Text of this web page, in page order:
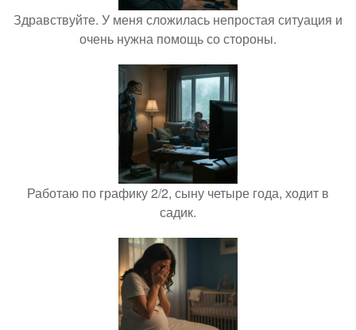
Здравствуйте. У меня сложилась непростая ситуация и
очень нужна помощь со стороны.
Работаю по графику 2/2, сыну четыре года, ходит в
садик.